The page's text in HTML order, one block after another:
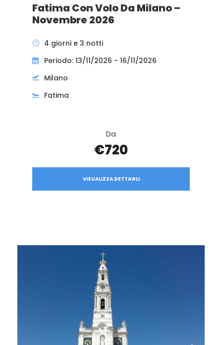
Fatima Con Volo Da Milano –
Novembre 2026
4 giorni e 3 notti
Periodo: 13/11/2026 - 16/11/2026
Milano
Fatima
Da
€720
VISUALIZZA DETTAGLI